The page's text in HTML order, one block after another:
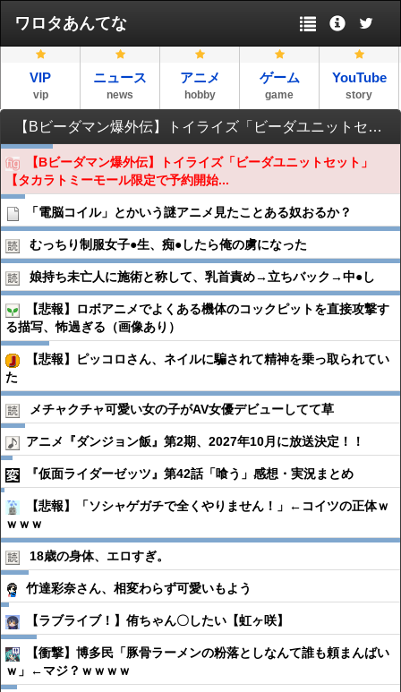
ワロタあんてな
VIP
vip
ニュース
news
アニメ
hobby
ゲーム
game
YouTube
story
【Bビーダマン爆外伝】トイライズ「ビーダユニットセット」【タカラトミーモール限定で予約開始】
【Bビーダマン爆外伝】トイライズ「ビーダユニットセット」
【タカラトミーモール限定で予約開始...
「電脳コイル」とかいう謎アニメ見たことある奴おるか？
むっちり制服女子●︎生、痴●︎したら俺の虜になった
娘持ち未亡人に施術と称して、乳首責め→立ちバック→中●︎し
【悲報】ロボアニメでよくある機体のコックピットを直接攻撃す
る描写、怖過ぎる（画像あり）
【悲報】ピッコロさん、ネイルに騙されて精神を乗っ取られてい
た
メチャクチャ可愛い女の子がAV女優デビューしてて草
アニメ『ダンジョン飯』第2期、2027年10月に放送決定！！
『仮面ライダーゼッツ』第42話「喰う」感想・実況まとめ
【悲報】「ソシャゲガチで全くやりません！」←コイツの正体ｗ
ｗｗｗ
18歳の身体、エロすぎ。
竹達彩奈さん、相変わらず可愛いもよう
【ラブライブ！】侑ちゃん〇したい【虹ヶ咲】
【衝撃】博多民「豚骨ラーメンの粉落としなんて誰も頼まんばい
ｗ」←マジ？ｗｗｗｗ